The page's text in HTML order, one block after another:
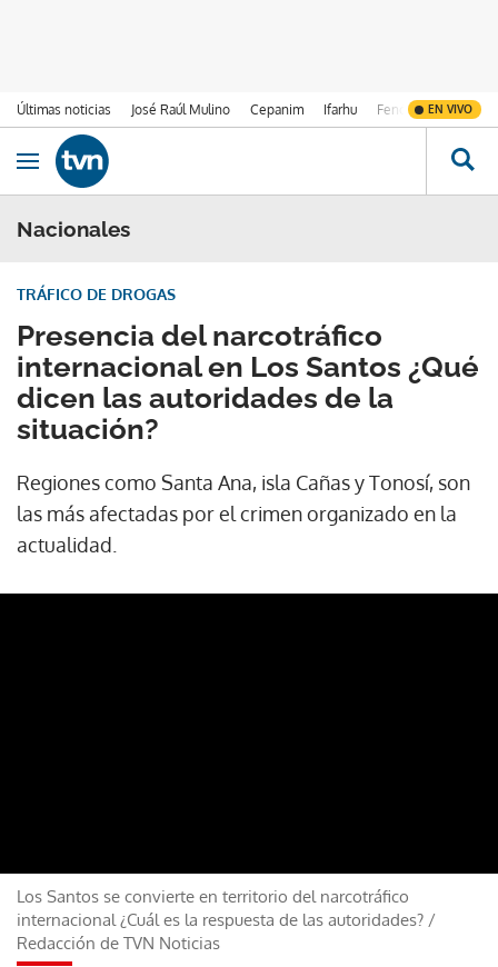
Últimas noticias José Raúl Mulino Cepanim Ifarhu Fenómeno de El
EN VIVO
Ir al contenido
Obrir navegació
Nacionales
Presencia del narcotráfico
internacional en Los Santos ¿Qué
dicen las autoridades de la
situación?
TRÁFICO DE DROGAS
Regiones como Santa Ana, isla Cañas y Tonosí, son
las más afectadas por el crimen organizado en la
actualidad.
Los Santos se convierte en territorio del narcotráfico
internacional ¿Cuál es la respuesta de las autoridades? /
Redacción de TVN Noticias